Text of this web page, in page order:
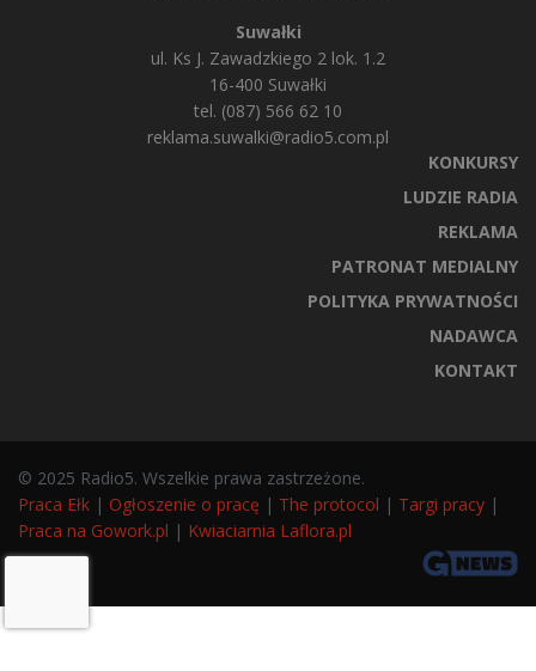
Suwałki
ul. Ks J. Zawadzkiego 2 lok. 1.2
16-400 Suwałki
tel. (087) 566 62 10
reklama.suwalki@radio5.com.pl
KONKURSY
LUDZIE RADIA
REKLAMA
PATRONAT MEDIALNY
POLITYKA PRYWATNOŚCI
NADAWCA
KONTAKT
© 2025 Radio5. Wszelkie prawa zastrzeżone.
Praca Ełk | Ogłoszenie o pracę | The protocol | Targi pracy |
Praca na Gowork.pl | Kwiaciarnia Laflora.pl